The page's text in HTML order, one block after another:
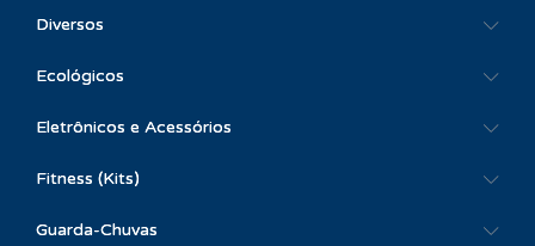
Diversos
Ecológicos
Eletrônicos e Acessórios
Fitness (Kits)
Guarda-Chuvas